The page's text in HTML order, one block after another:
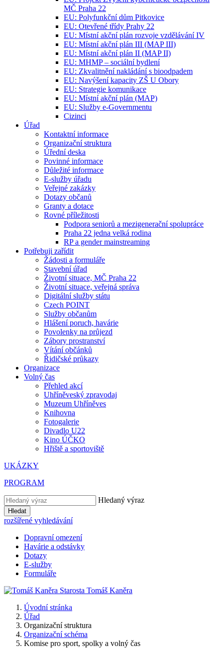
MČ Praha 22
EU: Polyfunkční dům Pitkovice
EU: Otevřené třídy Prahy 22
EU: Místní akční plán rozvoje vzdělávání IV
EU: Místní akční plán III (MAP III)
EU: Místní akční plán II (MAP II)
EU: MHMP – sociální bydlení
EU: Zkvalitnění nakládání s bioodpadem
EU: Navýšení kapacity ZŠ U Obory
EU: Strategie komunikace
EU: Místní akční plán (MAP)
EU: Služby e-Governmentu
Cizinci
Úřad
Kontaktní informace
Organizační struktura
Úřední deska
Povinné informace
Důležité informace
E-služby úřadu
Veřejné zakázky
Dotazy občanů
Granty a dotace
Rovné příležitosti
Podpora seniorů a mezigenerační spolupráce
Praha 22 jedna velká rodina
RP a gender mainstreaming
Potřebuji zařídit
Žádosti a formuláře
Stavební úřad
Životní situace, MČ Praha 22
Životní situace, veřejná správa
Digitální služby státu
Czech POINT
Služby občanům
Hlášení poruch, havárie
Povolenky na průjezd
Zábory prostranství
Vítání občánků
Řidičské průkazy
Organizace
Volný čas
Přehled akcí
Uhříněveský zpravodaj
Muzeum Uhříněves
Knihovna
Fotogalerie
Divadlo U22
Kino ÚČKO
Hřiště a sportoviště
UKÁZKY
PROGRAM
Hledaný výraz
Hledat
rozšířené vyhledávání
Dopravní omezení
Havárie a odstávky
Dotazy
E-služby
Formuláře
Starosta Tomáš Kaněra
Úvodní stránka
Úřad
Organizační struktura
Organizační schéma
Komise pro sport, spolky a volný čas